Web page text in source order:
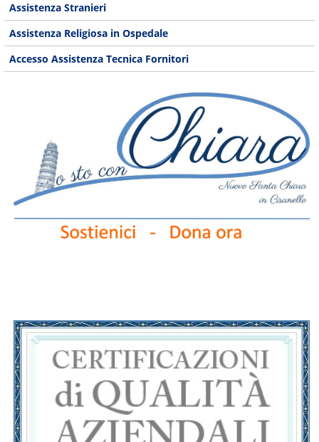
Assistenza Stranieri
Assistenza Religiosa in Ospedale
Accesso Assistenza Tecnica Fornitori